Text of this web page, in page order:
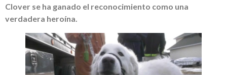
Clover se ha ganado el reconocimiento como una
verdadera heroína.